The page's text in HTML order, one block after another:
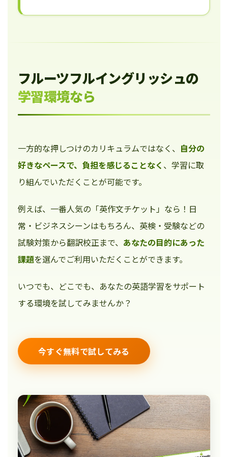
フルーツフルイングリッシュの
学習環境なら
一方的な押しつけのカリキュラムではなく、 自分の
好きなペースで、負担を感じることなく 、学習に取
り組んでいただくことが可能です。
例えば、一番人気の「英作文チケット」なら！日
常・ビジネスシーンはもちろん、英検・受験などの
試験対策から翻訳校正まで、 あなたの目的にあった
課題を選んでご利用いただくことができます。
いつでも、どこでも、あなたの英語学習をサポート
する環境を試してみませんか？
今すぐ無料で試してみる